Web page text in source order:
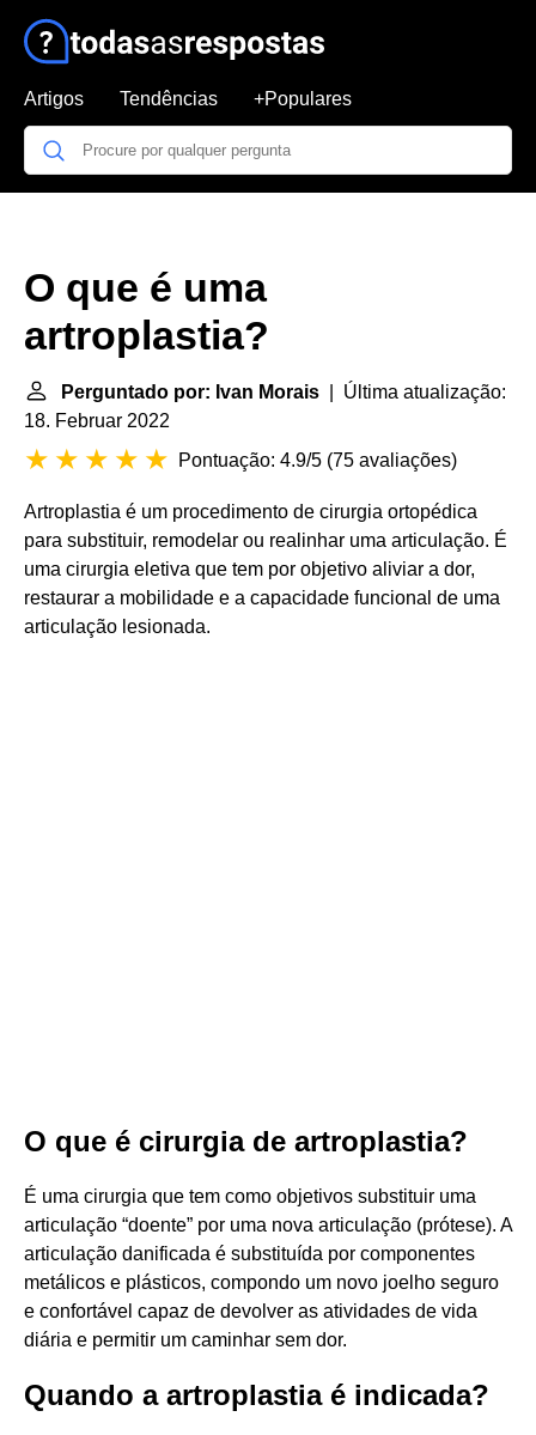
Artigos Tendências +Populares
O que é uma
artroplastia?
Perguntado por: Ivan Morais | Última atualização:
18. Februar 2022
Pontuação: 4.9/5 (75 avaliações)
Artroplastia é um procedimento de cirurgia ortopédica
para substituir, remodelar ou realinhar uma articulação. É
uma cirurgia eletiva que tem por objetivo aliviar a dor,
restaurar a mobilidade e a capacidade funcional de uma
articulação lesionada.
O que é cirurgia de artroplastia?
É uma cirurgia que tem como objetivos substituir uma
articulação “doente” por uma nova articulação (prótese). A
articulação danificada é substituída por componentes
metálicos e plásticos, compondo um novo joelho seguro
e confortável capaz de devolver as atividades de vida
diária e permitir um caminhar sem dor.
Quando a artroplastia é indicada?